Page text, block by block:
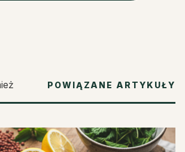
POWIĄZANE ARTYKUŁY